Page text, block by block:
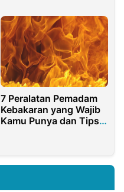
7 Peralatan Pemadam
Kebakaran yang Wajib
Kamu Punya dan Tips